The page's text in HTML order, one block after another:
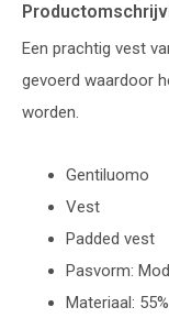
Een prachtig vest
gevoerd waardoor
worden.
Gentiluomo
Vest
Padded vest
Pasvorm:
Materiaal: